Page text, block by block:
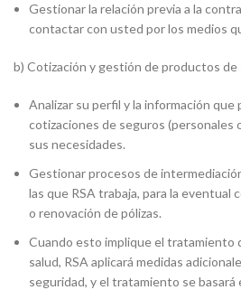
Gestionar la relación previa a la
contactar con usted por los medios
b) Cotización y gestión de productos de
Analizar su perfil y la información que
cotizaciones de seguros (personales
sus necesidades.
Gestionar procesos de
las que RSA trabaja, para la eventual
o renovación de pólizas.
Cuando esto implique el tratamiento
salud, RSA aplicará medidas
seguridad, y el tratamiento se